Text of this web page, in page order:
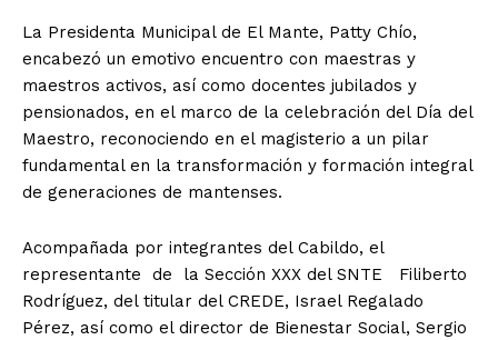
La Presidenta Municipal de El Mante, Patty Chío,
encabezó un emotivo encuentro con maestras y
maestros activos, así como docentes jubilados y
pensionados, en el marco de la celebración del Día del
Maestro, reconociendo en el magisterio a un pilar
fundamental en la transformación y formación integral
de generaciones de mantenses.
Acompañada por integrantes del Cabildo, el
representante de la Sección XXX del SNTE Filiberto
Rodríguez, del titular del CREDE, Israel Regalado
Pérez, así como el director de Bienestar Social, Sergio